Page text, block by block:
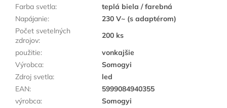
Farba svetla:
teplá biela / farebná
Napájanie:
230 V~ (s adaptérom)
Počet svetelných
zdrojov:
200 ks
použitie:
vonkajšie
Výrobca:
Somogyi
Zdroj svetla:
led
EAN:
5999084940355
výrobca:
Somogyi